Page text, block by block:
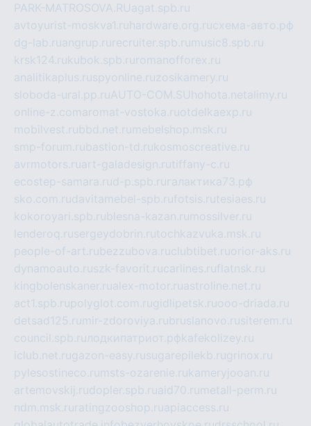
PARK-MATROSOVA.RUagat.spb.ru
avtoyurist-moskva1.ru hardware.org.ruсхема-авто.рф
dg-lab.ruangrup.ru recruiter.spb.ru music8.spb.ru
krsk124.rukubok.spb.ru romanofforex.ru
analitikaplus.ruspyonline.ruzosikamery.ru
sloboda-ural.pp.ruAUTO-COM.SU hohota.netalimy.ru
online-z.comaromat-vostoka.ruotdelkaexp.ru
mobilvest.rubbd.net.ru mebelshop.msk.ru
smp-forum.rubastion-td.rukosmoscreative.ru
avrmotors.ruart-galadesign.rutiffany-c.ru
ecostep-samara.rud-p.spb.ru галактика73.рф
sko.com.rudavitamebel-spb.rufotsis.rutesiaes.ru
kokoroyari.spb.rublesna-kazan.ru mossilver.ru
lenderoq.rusergeydobrin.rutochkazvuka.msk.ru
people-of-art.rubezzubova.ruclubtibet.ruorior-aks.ru
dynamoauto.ruszk-favorit.rucarlines.ruflatnsk.ru
kingbolenskaner.rualex-motor.ruastroline.net.ru
act1.spb.rupolyglot.com.rugidlipetsk.ruooo-driada.ru
detsad125.ru mir-zdoroviya.rubruslanovo.rusiterem.ru
council.spb.ruлодкипатриот.рфkafekolizey.ru
iclub.net.rugazon-easy.rusugarepilekb.rugrinox.ru
pylesostineco.ru msts-ozarenie.rukameryjooan.ru
artemovskij.rudopler.spb.ruaid70.ru metall-perm.ru
ndm.msk.ru ratingzooshop.ruapiaccess.ru